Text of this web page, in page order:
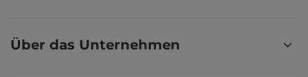
Über das Unternehmen